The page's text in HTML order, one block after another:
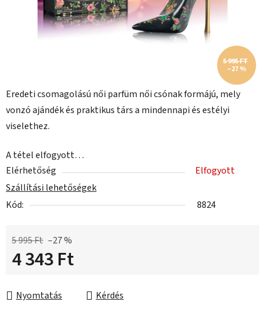
Eredeti csomagolású női parfüm női csónak formájú, mely
vonzó ajándék és praktikus társ a mindennapi és estélyi
viselethez.
A tétel elfogyott…
Elérhetőség
Elfogyott
Szállítási lehetőségek
Kód:
8824
5 995 Ft –27 %
4 343 Ft
Nyomtatás
Kérdés
5 995 FT
–27 %